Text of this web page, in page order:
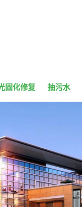
固化修复 抽污水